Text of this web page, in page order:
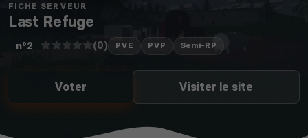
FICHE SERVEUR
Last Refuge
n°2 (0) PVE PVP Semi-RP
Voter Visiter le site